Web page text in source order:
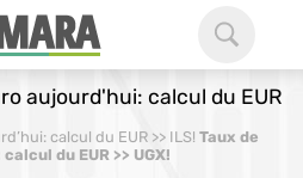
aujourd'hui: calcul du EUR
calcul du EUR >> ILS! Taux de
du EUR >> UGX!